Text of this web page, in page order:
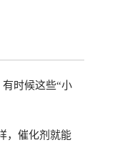
时候这些“小
，催化剂就能